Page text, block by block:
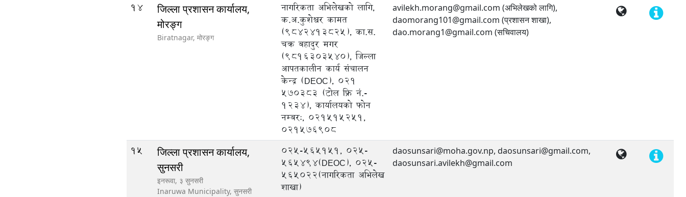
14
जिल्ला प्रशासन कार्यालय,
मोरङ्ग
Biratnagar, मोरङ्ग
नागरिकता अभिलेखको लागि,
क.अ.कुशेश्वर कामत
(9842413825), का.स.
चक्र बहादुर मगर
(9816303540), जिल्ला
आपतकालीन कार्य संचालन
केन्द्र (DEOC), 021
570383 (टोल फ्रि नं.-
1234), कार्यालयको फोन
नम्बर:, 021515251,
021576908
avilekh.morang@gmail.com (अभिलेखको लागि),
daomorang101@gmail.com (प्रशासन शाखा),
dao.morang1@gmail.com (सचिवालय)
15
जिल्ला प्रशासन कार्यालय,
सुनसरी
इनरूवा, ३ सुनसरी
Inaruwa Municipality, सुनसरी
025-565151, 025-
565494(DEOC), 025-
565022(नागरिकता अभिलेख
शाखा)
daosunsari@moha.gov.np, daosunsari@gmail.com,
daosunsari.avilekh@gmail.com